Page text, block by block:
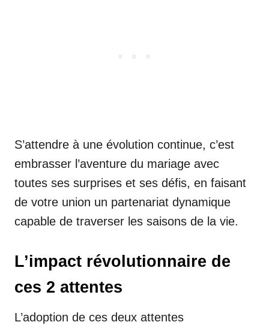
S’attendre à une évolution continue, c’est
embrasser l’aventure du mariage avec
toutes ses surprises et ses défis, en faisant
de votre union un partenariat dynamique
capable de traverser les saisons de la vie.
L’impact révolutionnaire de
ces 2 attentes
L’adoption de ces deux attentes